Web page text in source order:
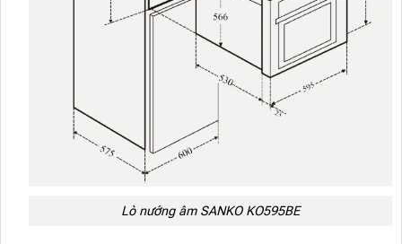
Lò nướng âm SANKO KO595BE